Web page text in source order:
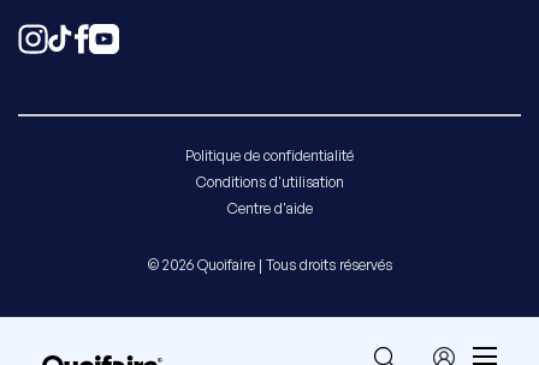
Politique de confidentialité
Conditions d'utilisation
Centre d'aide
© 2026 Quoifaire | Tous droits réservés